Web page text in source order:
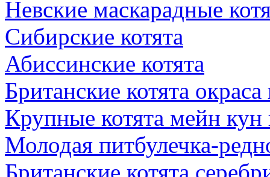
Невские маскарадные
Сибирские котята
Абиссинские котята
Британские котята
Крупные котята мейн кун
Молодая питбулечка-